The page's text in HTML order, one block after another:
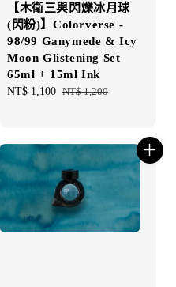
【木衛三與閃爍冰月球
(閃粉)】Colorverse -
98/99 Ganymede & Icy
Moon Glistening Set
65ml + 15ml Ink
Sale
NT$ 1,100 Regular
NT$ 1,200